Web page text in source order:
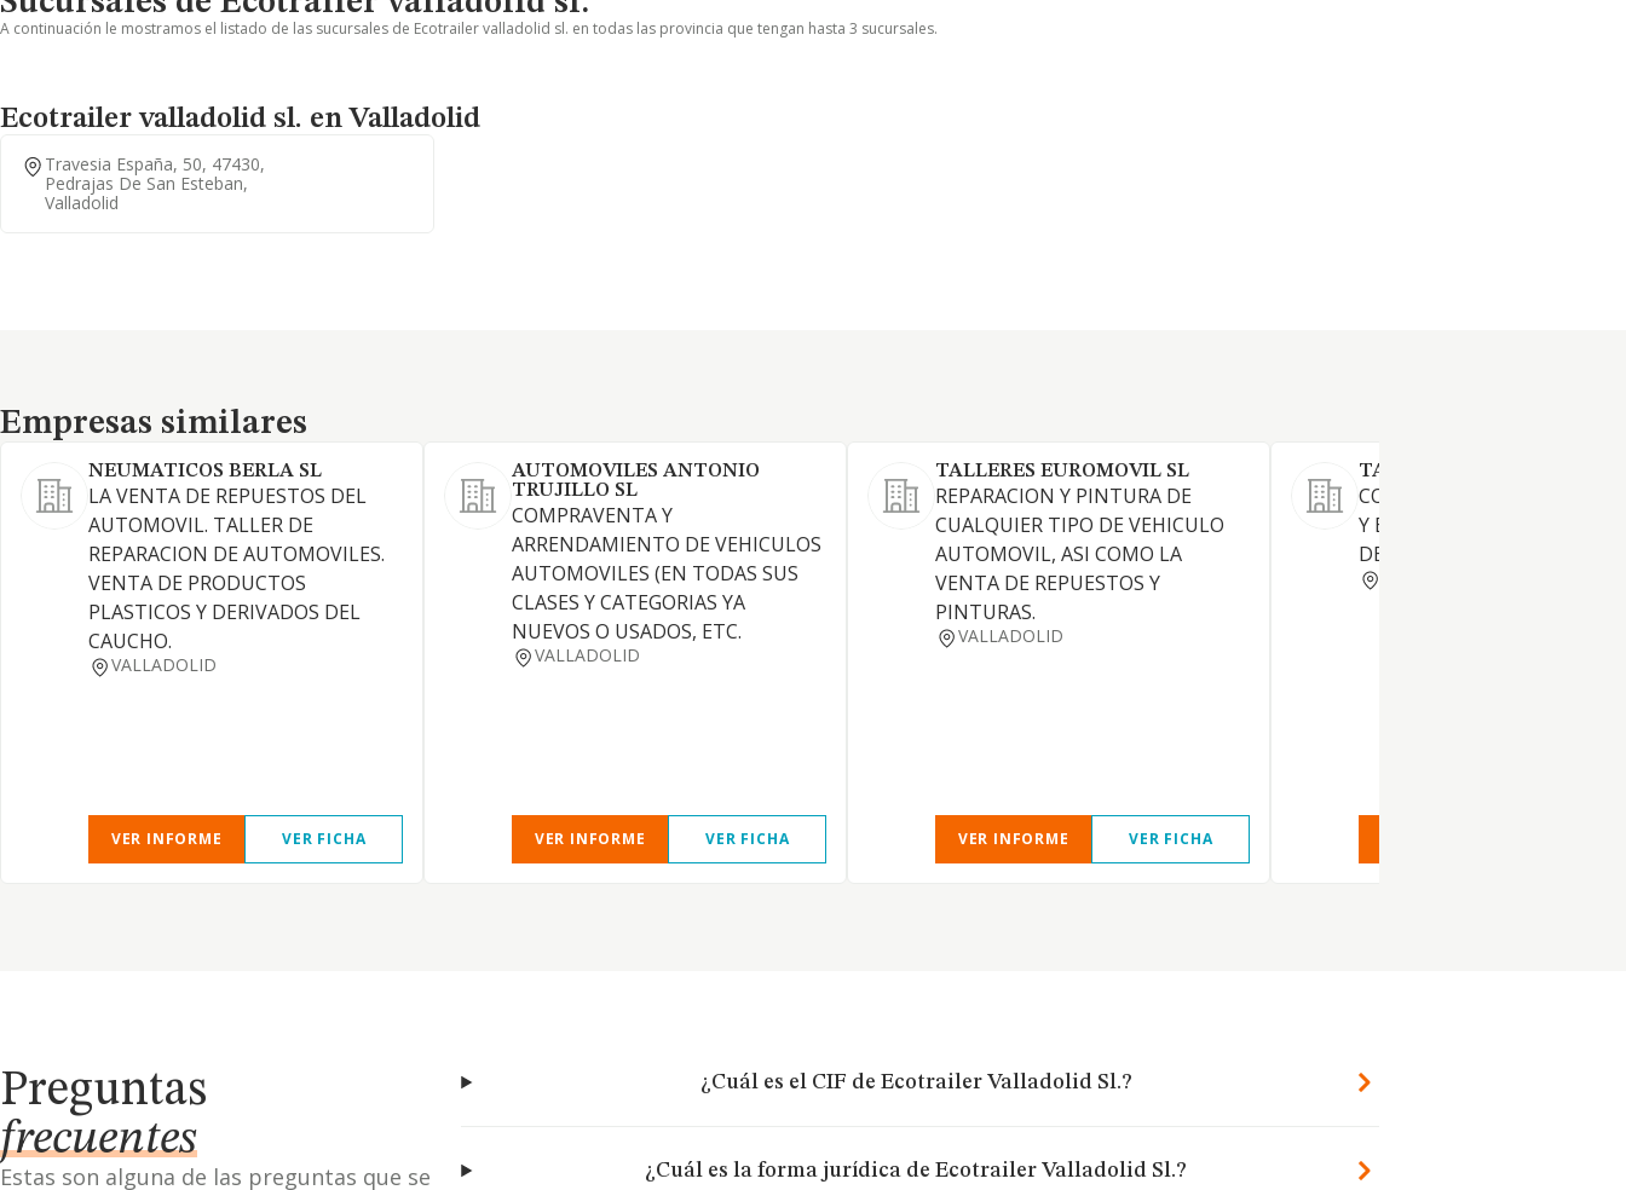
A continuación le mostramos el listado de las sucursales de Ecotrailer valladolid sl. en todas las provincia que tengan hasta 3 sucursales.
Ecotrailer valladolid sl. en Valladolid
Travesia España, 50, 47430,
Pedrajas De San Esteban,
Valladolid
Empresas similares
Empresas similares
NEUMATICOS BERLA SL
LA VENTA DE REPUESTOS DEL
AUTOMOVIL. TALLER DE
REPARACION DE AUTOMOVILES.
VENTA DE PRODUCTOS
PLASTICOS Y DERIVADOS DEL
CAUCHO.
VALLADOLID
VER INFORME VER FICHA
AUTOMOVILES ANTONIO
TRUJILLO SL
COMPRAVENTA Y
ARRENDAMIENTO DE VEHICULOS
AUTOMOVILES (EN TODAS SUS
CLASES Y CATEGORIAS YA
NUEVOS O USADOS, ETC.
VALLADOLID
VER INFORME VER FICHA
TALLERES EUROMOVIL SL
REPARACION Y PINTURA DE
CUALQUIER TIPO DE VEHICULO
AUTOMOVIL, ASI COMO LA
VENTA DE REPUESTOS Y
PINTURAS.
VALLADOLID
VER INFORME VER FICHA
TALLERES TURBOCAR SL
COMPRA, VENTA,
Y EXPORTACION DE TODA
DE VEHICULOS.
Preguntas
frecuentes
Estas son alguna de las preguntas que se
¿Cuál es el CIF de Ecotrailer Valladolid Sl.?
¿Cuál es la forma jurídica de Ecotrailer Valladolid Sl.?